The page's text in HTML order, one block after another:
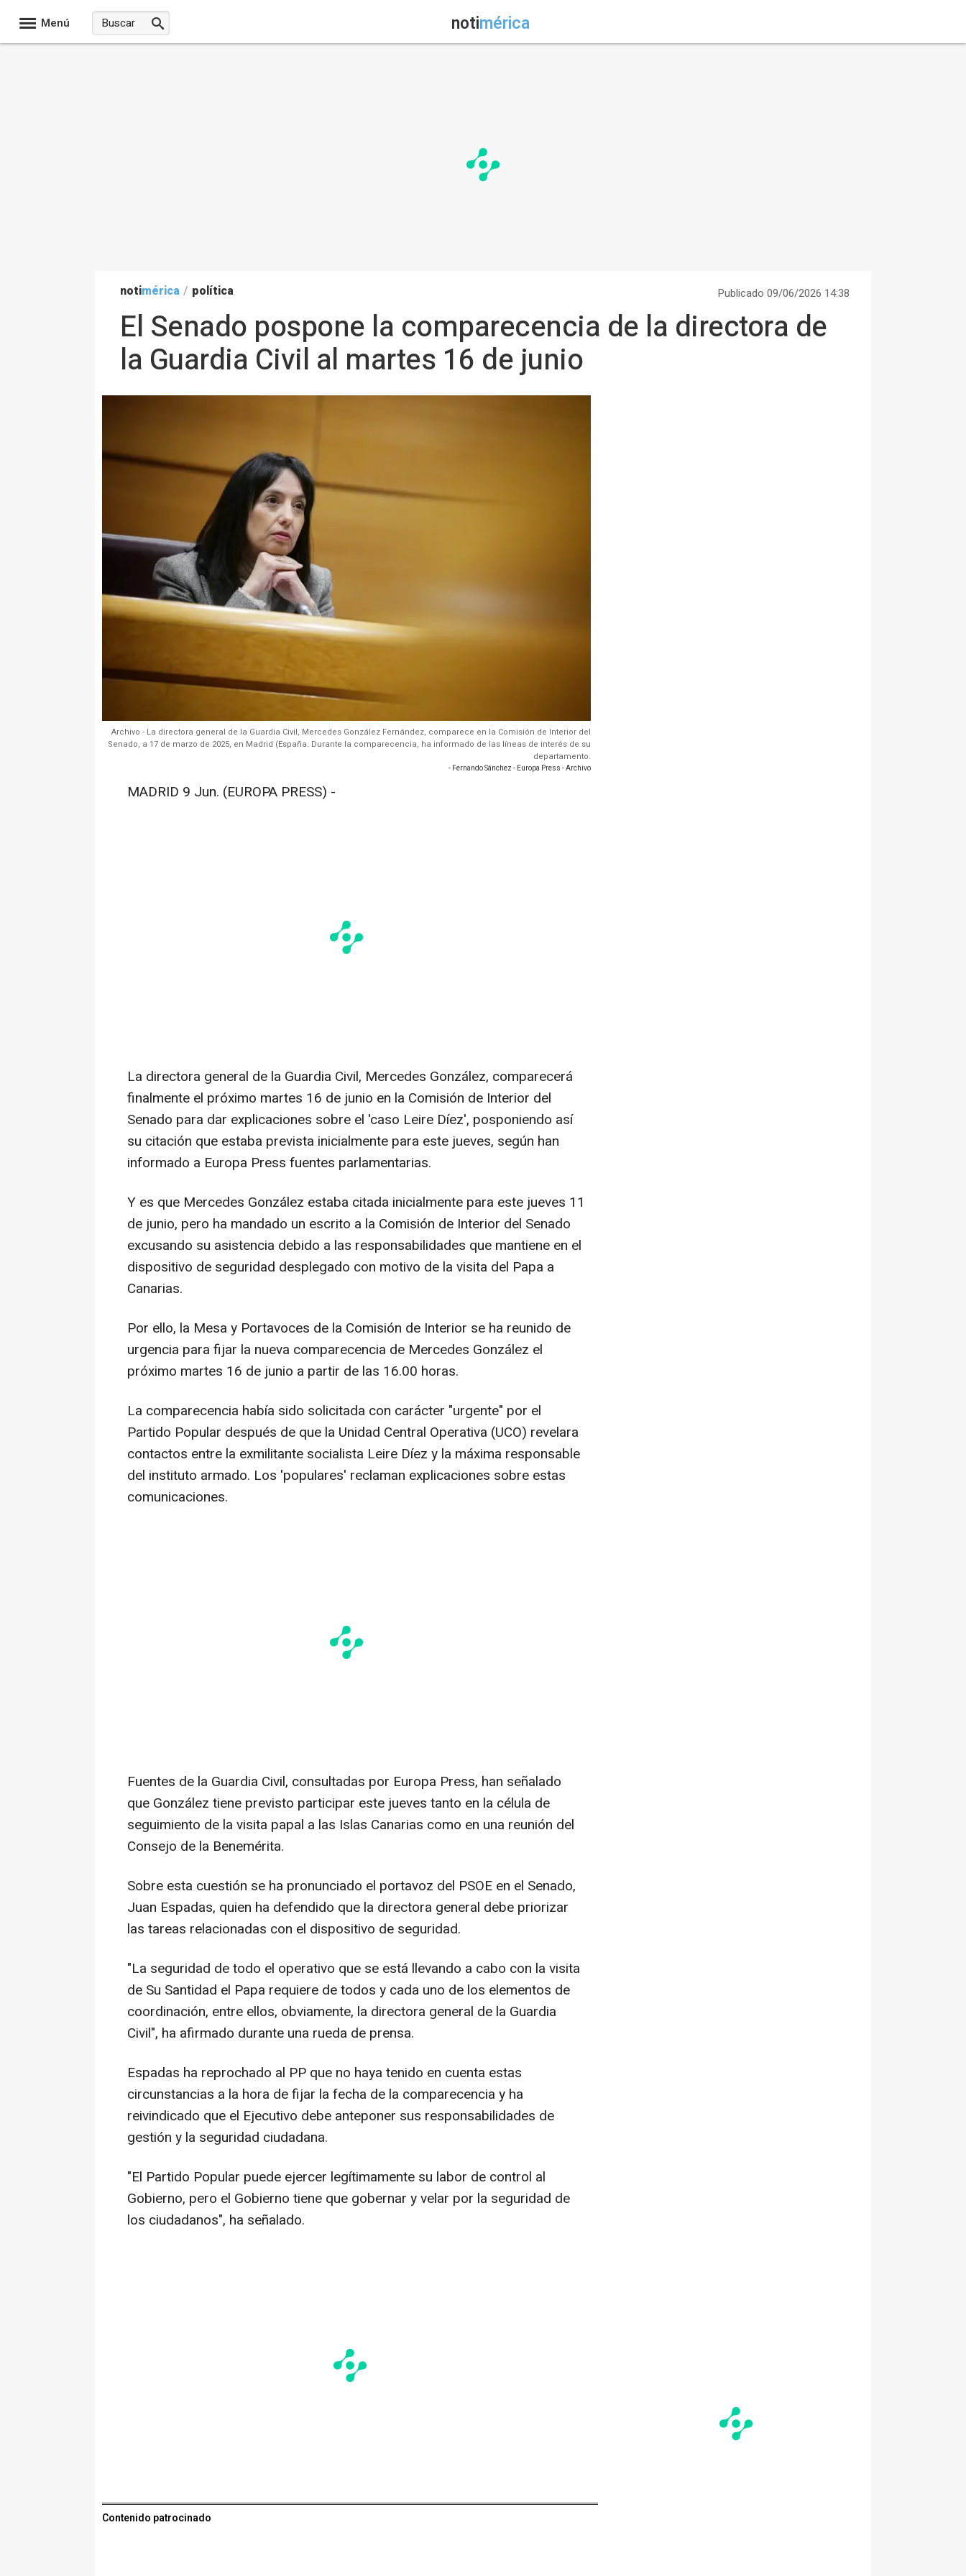
Menú notimérica
notimérica / política Publicado 09/06/2026 14:38
El Senado pospone la comparecencia de la directora de
la Guardia Civil al martes 16 de junio
Archivo - La directora general de la Guardia Civil, Mercedes González Fernández, comparece en la Comisión de Interior del
Senado, a 17 de marzo de 2025, en Madrid (España. Durante la comparecencia, ha informado de las líneas de interés de su
departamento.
- Fernando Sánchez - Europa Press - Archivo
MADRID 9 Jun. (EUROPA PRESS) -
La directora general de la Guardia Civil, Mercedes González, comparecerá
finalmente el próximo martes 16 de junio en la Comisión de Interior del
Senado para dar explicaciones sobre el 'caso Leire Díez', posponiendo así
su citación que estaba prevista inicialmente para este jueves, según han
informado a Europa Press fuentes parlamentarias.
Y es que Mercedes González estaba citada inicialmente para este jueves 11
de junio, pero ha mandado un escrito a la Comisión de Interior del Senado
excusando su asistencia debido a las responsabilidades que mantiene en el
dispositivo de seguridad desplegado con motivo de la visita del Papa a
Canarias.
Por ello, la Mesa y Portavoces de la Comisión de Interior se ha reunido de
urgencia para fijar la nueva comparecencia de Mercedes González el
próximo martes 16 de junio a partir de las 16.00 horas.
La comparecencia había sido solicitada con carácter "urgente" por el
Partido Popular después de que la Unidad Central Operativa (UCO) revelara
contactos entre la exmilitante socialista Leire Díez y la máxima responsable
del instituto armado. Los 'populares' reclaman explicaciones sobre estas
comunicaciones.
Fuentes de la Guardia Civil, consultadas por Europa Press, han señalado
que González tiene previsto participar este jueves tanto en la célula de
seguimiento de la visita papal a las Islas Canarias como en una reunión del
Consejo de la Benemérita.
Sobre esta cuestión se ha pronunciado el portavoz del PSOE en el Senado,
Juan Espadas, quien ha defendido que la directora general debe priorizar
las tareas relacionadas con el dispositivo de seguridad.
"La seguridad de todo el operativo que se está llevando a cabo con la visita
de Su Santidad el Papa requiere de todos y cada uno de los elementos de
coordinación, entre ellos, obviamente, la directora general de la Guardia
Civil", ha afirmado durante una rueda de prensa.
Espadas ha reprochado al PP que no haya tenido en cuenta estas
circunstancias a la hora de fijar la fecha de la comparecencia y ha
reivindicado que el Ejecutivo debe anteponer sus responsabilidades de
gestión y la seguridad ciudadana.
"El Partido Popular puede ejercer legítimamente su labor de control al
Gobierno, pero el Gobierno tiene que gobernar y velar por la seguridad de
los ciudadanos", ha señalado.
Contenido patrocinado